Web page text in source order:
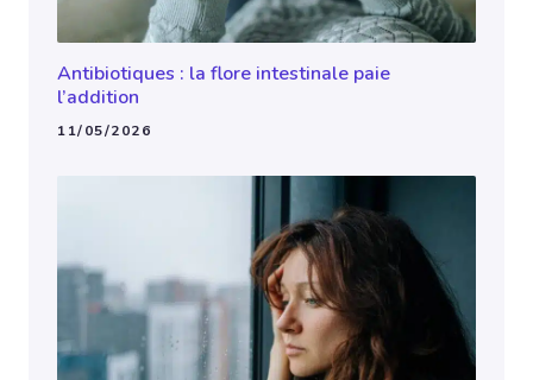
Antibiotiques : la flore intestinale paie
l’addition
11/05/2026